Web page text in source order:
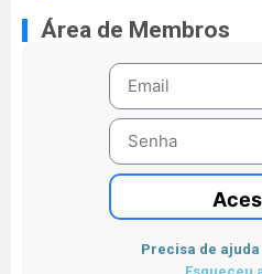
Área de Membros
Precisa de